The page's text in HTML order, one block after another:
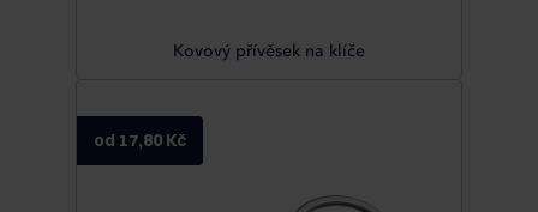
Kovový přívěsek na klíče
od 17,80 Kč